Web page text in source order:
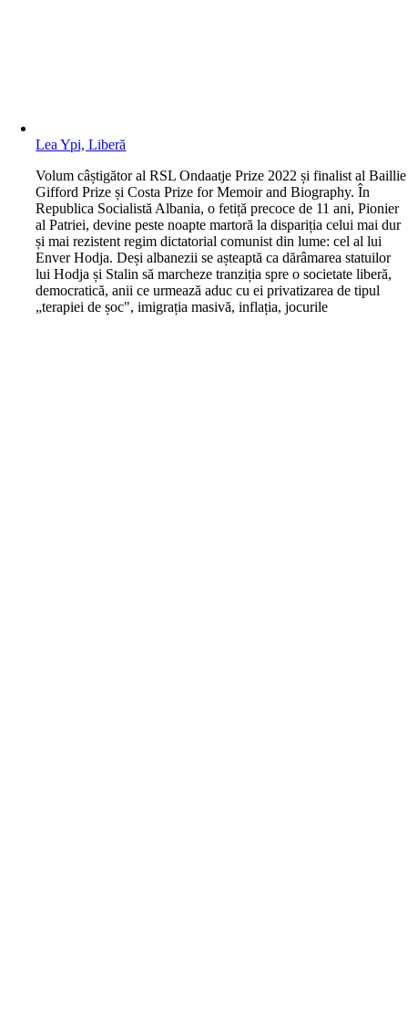
Lea Ypi, Liberă
Volum câștigător al RSL Ondaatje Prize 2022 și finalist al Baillie
Gifford Prize și Costa Prize for Memoir and Biography. În
Republica Socialistă Albania, o fetiță precoce de 11 ani, Pionier
al Patriei, devine peste noapte martoră la dispariția celui mai dur
și mai rezistent regim dictatorial comunist din lume: cel al lui
Enver Hodja. Deși albanezii se așteaptă ca dărâmarea statuilor
lui Hodja și Stalin să marcheze tranziția spre o societate liberă,
democratică, anii ce urmează aduc cu ei privatizarea de tipul
„terapiei de șoc", imigrația masivă, inflația, jocurile